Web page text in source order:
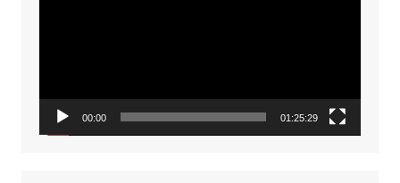
00:00 01:25:29